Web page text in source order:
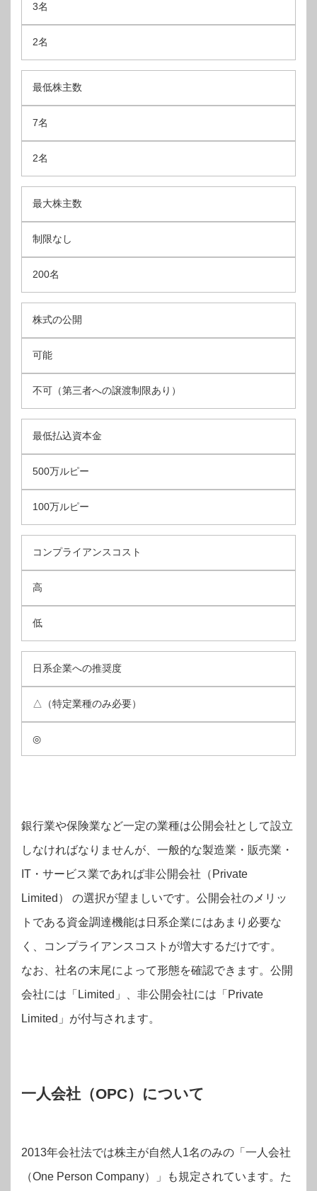
3名
2名
最低株主数
7名
2名
最大株主数
制限なし
200名
株式の公開
可能
不可（第三者への譲渡制限あり）
最低払込資本金
500万ルピー
100万ルピー
コンプライアンスコスト
高
低
日系企業への推奨度
△（特定業種のみ必要）
◎
銀行業や保険業など一定の業種は公開会社として設立
しなければなりませんが、一般的な製造業・販売業・
IT・サービス業であれば非公開会社（Private
Limited） の選択が望ましいです。公開会社のメリッ
トである資金調達機能は日系企業にはあまり必要な
く、コンプライアンスコストが増大するだけです。
なお、社名の末尾によって形態を確認できます。公開
会社には「Limited」、非公開会社には「Private
Limited」が付与されます。
一人会社（OPC）について
2013年会社法では株主が自然人1名のみの「一人会社
（One Person Company）」も規定されています。た